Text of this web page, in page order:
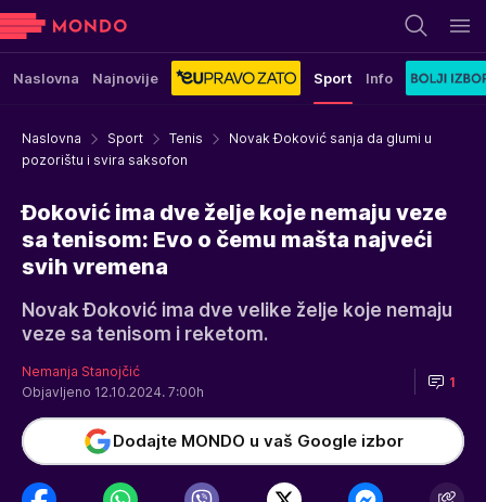
Naslovna Najnovije Sport Info
Naslovna Sport Tenis
Novak Đoković sanja da glumi u
pozorištu i svira saksofon
Đoković ima dve želje koje nemaju veze
sa tenisom: Evo o čemu mašta najveći
svih vremena
Novak Đoković ima dve velike želje koje nemaju
veze sa tenisom i reketom.
Nemanja Stanojčić
Objavljeno 12.10.2024. 7:00h
1
Dodajte MONDO u vaš Google izbor